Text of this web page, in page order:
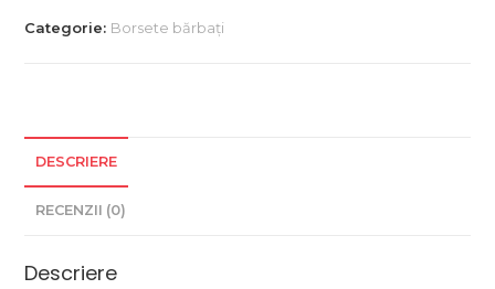
1651
Categorie: Borsete bărbați
DESCRIERE
RECENZII (0)
Descriere